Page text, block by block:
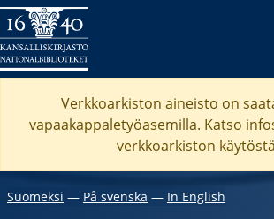
Verkkoarkiston aineisto on
vapaakappaletyöasemilla. Katso
verkkoarkiston
Suomeksi ― På svenska ― In English